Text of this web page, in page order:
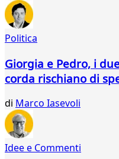
Politica
Giorgia e Pedro, i
corda rischiano di
di Marco Iasevoli
Idee e Commenti